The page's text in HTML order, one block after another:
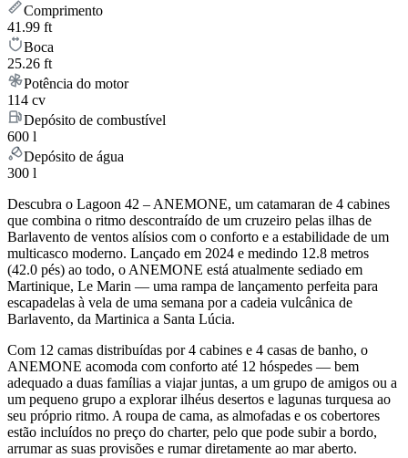
Comprimento
41.99 ft
Boca
25.26 ft
Potência do motor
114 cv
Depósito de combustível
600 l
Depósito de água
300 l
Descubra o Lagoon 42 – ANEMONE, um catamaran de 4 cabines
que combina o ritmo descontraído de um cruzeiro pelas ilhas de
Barlavento de ventos alísios com o conforto e a estabilidade de um
multicasco moderno. Lançado em 2024 e medindo 12.8 metros
(42.0 pés) ao todo, o ANEMONE está atualmente sediado em
Martinique, Le Marin — uma rampa de lançamento perfeita para
escapadelas à vela de uma semana por a cadeia vulcânica de
Barlavento, da Martinica a Santa Lúcia.
Com 12 camas distribuídas por 4 cabines e 4 casas de banho, o
ANEMONE acomoda com conforto até 12 hóspedes — bem
adequado a duas famílias a viajar juntas, a um grupo de amigos ou a
um pequeno grupo a explorar ilhéus desertos e lagunas turquesa ao
seu próprio ritmo. A roupa de cama, as almofadas e os cobertores
estão incluídos no preço do charter, pelo que pode subir a bordo,
arrumar as suas provisões e rumar diretamente ao mar aberto.